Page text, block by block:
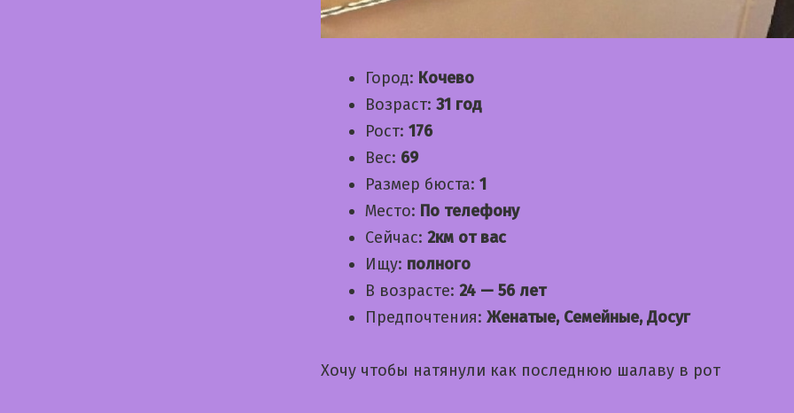
Город: Кочево
Возраст: 31 год
Рост: 176
Вес: 69
Размер бюста: 1
Место: По телефону
Сейчас: 2км от вас
Ищу: полного
В возрасте: 24 — 56 лет
Предпочтения: Женатые, Семейные, Досуг
Хочу чтобы натянули как последнюю шалаву в рот